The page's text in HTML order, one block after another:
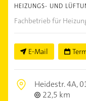
HEIZUNGS- UND
Fachbetrieb für
E-Mail
Heidestr. 4A,
22,5 km